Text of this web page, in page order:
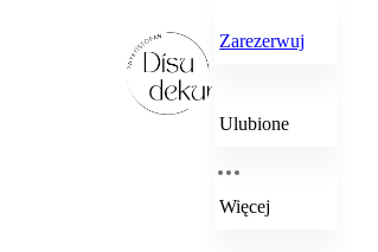
Zarezerwuj
Ulubione
Więcej